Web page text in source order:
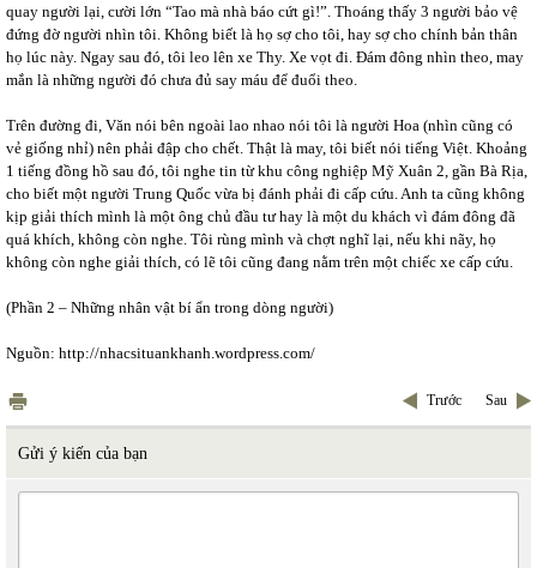
quay người lại, cười lớn “Tao mà nhà báo cứt gì!”. Thoáng thấy 3 người bảo vệ
đứng đờ người nhìn tôi. Không biết là họ sợ cho tôi, hay sợ cho chính bản thân
họ lúc này. Ngay sau đó, tôi leo lên xe Thy. Xe vọt đi. Đám đông nhìn theo, may
mắn là những người đó chưa đủ say máu để đuổi theo.
Trên đường đi, Văn nói bên ngoài lao nhao nói tôi là người Hoa (nhìn cũng có
vẻ giống nhỉ) nên phải đập cho chết. Thật là may, tôi biết nói tiếng Việt. Khoảng
1 tiếng đồng hồ sau đó, tôi nghe tin từ khu công nghiệp Mỹ Xuân 2, gần Bà Rịa,
cho biết một người Trung Quốc vừa bị đánh phải đi cấp cứu. Anh ta cũng không
kịp giải thích mình là một ông chủ đầu tư hay là một du khách vì đám đông đã
quá khích, không còn nghe. Tôi rùng mình và chợt nghĩ lại, nếu khi nãy, họ
không còn nghe giải thích, có lẽ tôi cũng đang nằm trên một chiếc xe cấp cứu.
(Phần 2 – Những nhân vật bí ẩn trong dòng người)
Nguồn: http://nhacsituankhanh.wordpress.com/
Trước Sau
Gửi ý kiến của bạn